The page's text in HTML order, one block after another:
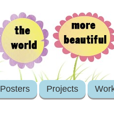
Posters Projects